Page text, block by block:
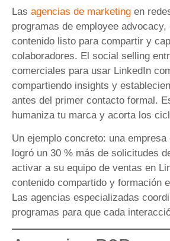
Las agencias de marketing en
programas de employee advocacy,
contenido listo para compartir y
colaboradores. El social selling
comerciales para usar LinkedIn
compartiendo insights y
antes del primer contacto formal.
humaniza tu marca y acorta los
Un ejemplo concreto: una
logró un 30 % más de solicitudes
activar a su equipo de ventas en
contenido compartido y formación
Las agencias especializadas
programas para que cada